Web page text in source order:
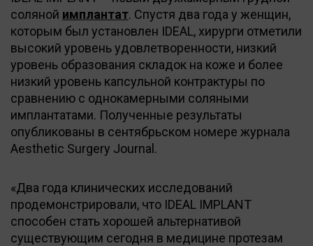
соляной имплантат. Спустя два года у женщин,
которым был установлен IDEAL, хирурги отметили
высокий уровень удовлетворенности, низкий
уровень образования складок на коже и более
низкий уровень капсульной контрактуры по
сравнению с однокамерными соляными
имплантатами. Полученные результаты
опубликованы в сентябрьском номере журнала
Aesthetic Surgery Journal.
«Два года клинических исследований
продемонстрировали, что IDEAL IMPLANT
способен стать хорошей альтернативой
существующим сегодня в медицине протезам